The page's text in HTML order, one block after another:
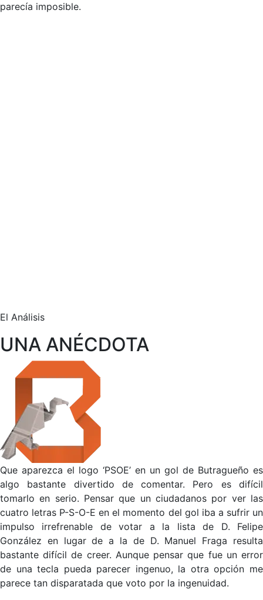
parecía imposible.
El Análisis
UNA ANÉCDOTA
Que aparezca el logo ‘PSOE’ en un gol de Butragueño es
algo bastante divertido de comentar. Pero es difícil
tomarlo en serio. Pensar que un ciudadanos por ver las
cuatro letras P-S-O-E en el momento del gol iba a sufrir un
impulso irrefrenable de votar a la lista de D. Felipe
González en lugar de a la de D. Manuel Fraga resulta
bastante difícil de creer. Aunque pensar que fue un error
de una tecla pueda parecer ingenuo, la otra opción me
parece tan disparatada que voto por la ingenuidad.